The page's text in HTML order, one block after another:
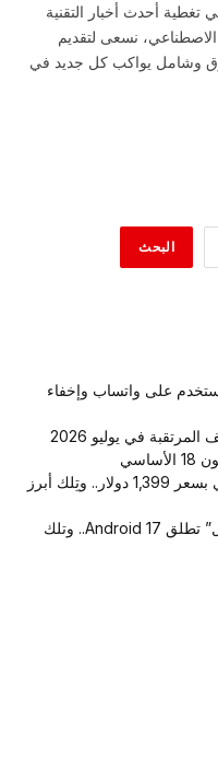
أحدث أخبار التقنية
الاصطناعي، نسعى لتقديم
وشامل يواكب كل جديد في
البحث
على واتساب وإخفاء
ارتفاع في السعر| آيفون 18 برو يأتي بسعر 1,399 دولار.. وتِلك أبرز
لأجهزة Pixel| بشكل رسمي “جوجل” تطلق Android 17.. وتلك